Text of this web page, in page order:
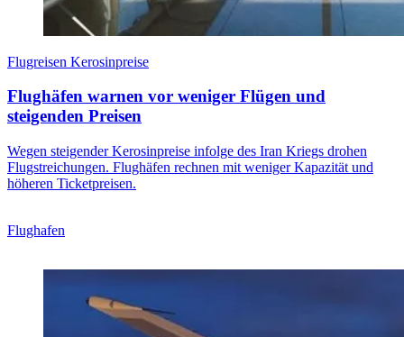
Flugreisen Kerosinpreise
Flughäfen warnen vor weniger Flügen und
steigenden Preisen
Wegen steigender Kerosinpreise infolge des Iran Kriegs drohen
Flugstreichungen. Flughäfen rechnen mit weniger Kapazität und
höheren Ticketpreisen.
Flughafen